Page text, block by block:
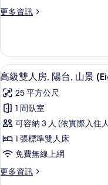
(main
building)
的
所
有
相
片
更多資訊
更
雙
人
房
or
annex
building)
的
詳
情
顯
示
高
級
雙
人
陽
7
高級雙人房, 陽台, 山景
25 平方公尺
1 間臥室
可容納 3 人 (依實際入住
1 張標準雙人床
免費無線上網
更多資訊
更